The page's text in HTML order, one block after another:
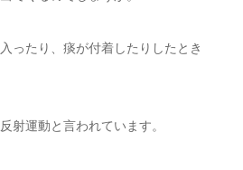
ったり、痰が付着したりしたとき
射運動と言われています。